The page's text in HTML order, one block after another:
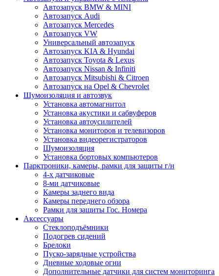
Автозапуск BMW & MINI
Автозапуск Audi
Автозапуск Mercedes
Автозапуск VW
Универсальный автозапуск
Автозапуск KIA & Hyundai
Автозапуск Toyota & Lexus
Автозапуск Nissan & Infiniti
Автозапуск Mitsubishi & Citroen
Автозапуск на Opel & Chevrolet
Шумоизоляция и автозвук
Установка автомагнитол
Установка акустики и сабвуферов
Установка автоусилителей
Установка мониторов и телевизоров
Установка видеорегистраторов
Шумоизоляция
Установка бортовых компьютеров
Парктроники, камеры, рамки для защиты г/н
4-х датчиковые
8-ми датчиковые
Камеры заднего вида
Камеры переднего обзора
Рамки для защиты Гос. Номера
Аксессуары
Стеклоподъёмники
Подогрев сидений
Брелоки
Пуско-зарядные устройства
Дневные ходовые огни
Дополнительные датчики для систем мониторинга